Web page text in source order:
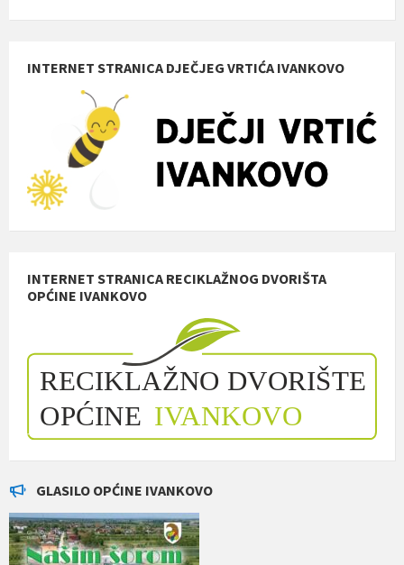
INTERNET STRANICA DJEČJEG VRTIĆA IVANKOVO
INTERNET STRANICA RECIKLAŽNOG DVORIŠTA
OPĆINE IVANKOVO
GLASILO OPĆINE IVANKOVO